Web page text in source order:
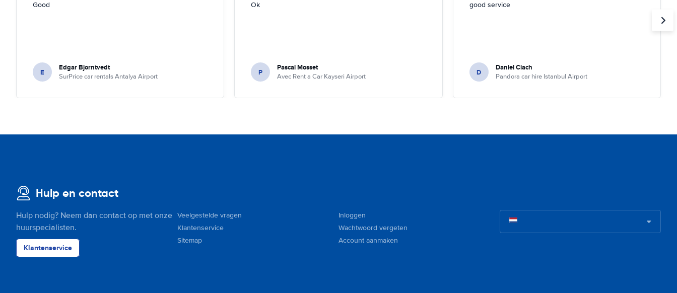
Good
E Edgar Bjorntvedt
SurPrice car rentals Antalya Airport
Ok
P Pascal Mosset
Avec Rent a Car Kayseri Airport
good service
D Daniel Ciach
Pandora car hire Istanbul Airport
Hulp en contact
Hulp nodig? Neem dan contact op met onze
huurspecialisten.
Klantenservice
Veelgestelde vragen
Klantenservice
Sitemap
Inloggen
Wachtwoord vergeten
Account aanmaken